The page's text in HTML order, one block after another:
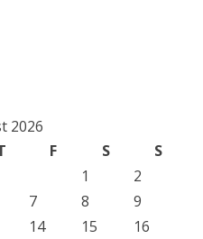
2026
F S
S
1
2
7 8
9
14 15
16